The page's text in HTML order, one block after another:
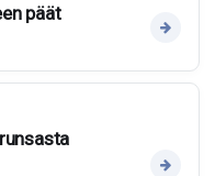
päät